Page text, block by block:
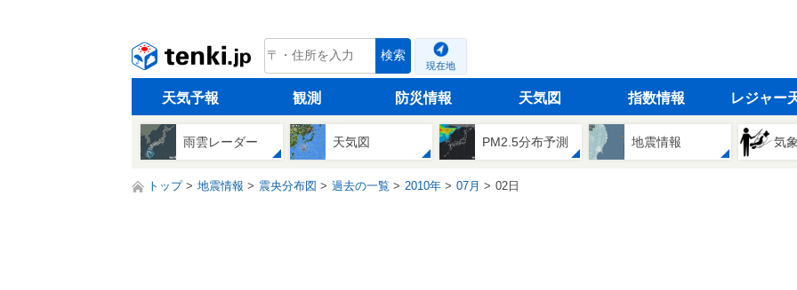
tenki.jp 検索
現在地
天気予報 観測 防災情報 天気図 指数情報 レジャー
雨雲レーダー 天気図 PM2.5分布予測 地震情報 気
トップ 地震情報 震央分布図 過去の一覧 2010年 07月 02日